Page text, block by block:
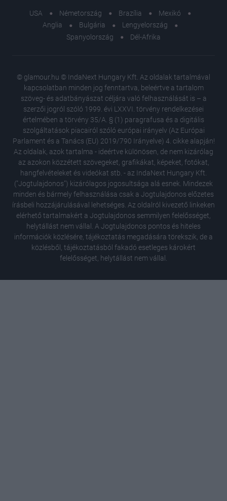
USA Németország Brazília
Mexikó
Anglia
Bulgária
Lengyelország
Spanyolország
Dél-Afrika
© glamour.hu © IndaNext Hungary Kft. Az oldalak tartalmával
kapcsolatban minden jog fenntartva, beleértve a tartalom
szöveg- és adatbányászat céljára való felhasználását is – a
szerzői jogról szóló 1999. évi LXXVI. törvény rendelkezései
értelmében a törvény 35/A. § (1) paragrafusa és a digitális
szolgáltatások piacairól szóló európai irányelv (Az Európai
Parlament és a Tanács (EU) 2019/790 Irányelve) 4. cikke alapján!
Az oldalak, azok tartalma - ideértve különösen, de nem kizárólag
az azokon közzétett szövegeket, grafikákat, képeket, fotókat,
hangfelvételeket és videókat stb. - az IndaNext Hungary Kft.
("Jogtulajdonos") kizárólagos jogosultsága alá esnek. Mindezek
minden és bármely felhasználása csak a Jogtulajdonos előzetes
írásbeli hozzájárulásával lehetséges. Az oldalról kivezető linkeken
elérhető tartalmakért a Jogtulajdonos semmilyen felelősséget,
helytállást nem vállal. A Jogtulajdonos pontos és hiteles
információk közlésére, tájékoztatás megadására törekszik, de a
közlésből, tájékoztatásból fakadó esetleges károkért
felelősséget, helytállást nem vállal.